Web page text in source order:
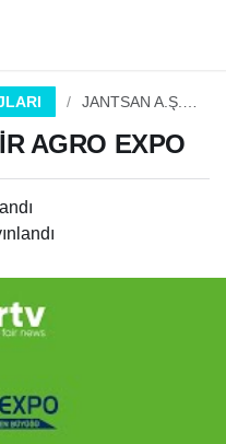
JANTSAN A.Ş. –
EXPO
AGRO EXPO